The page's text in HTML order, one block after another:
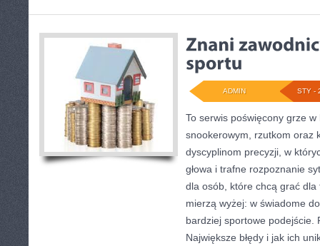
STY -
ADMIN
To serwis poświęcony grze
snookerowym, rzutkom oraz
dyscyplinom precyzji, w
głowa i trafne rozpoznanie
dla osób, które chcą grać
mierzą wyżej: w świadome
bardziej sportowe podejście.
Największe błędy i jak ich